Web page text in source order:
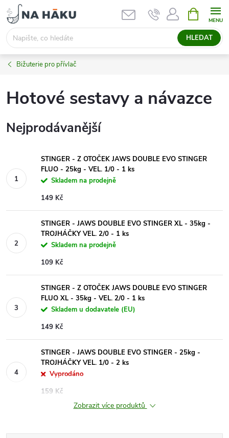
Přejít
na
obsah
HLEDAT
NÁKUPNÍ
KOŠÍK
Bižuterie pro přívlač
Hotové sestavy a návazce
Nejprodávanější
STINGER - Z OTOČEK JAWS DOUBLE EVO STINGER
FLUO - 25kg - VEL. 1/0 - 1 ks
Skladem na prodejně
149 Kč
STINGER - JAWS DOUBLE EVO STINGER XL - 35kg -
TROJHÁČKY VEL. 2/0 - 1 ks
Skladem na prodejně
109 Kč
STINGER - Z OTOČEK JAWS DOUBLE EVO STINGER
FLUO XL - 35kg - VEL. 2/0 - 1 ks
Skladem u dodavatele (EU)
149 Kč
STINGER - JAWS DOUBLE EVO STINGER - 25kg -
TROJHÁČKY VEL. 1/0 - 2 ks
Vyprodáno
159 Kč
Zobrazit více produktů